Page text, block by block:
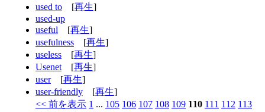
used to [再生]
used-up
useful [再生]
usefulness [再生]
useless [再生]
Usenet [再生]
user[再生]
user-friendly [再生]
<< 前を表示 1 ... 105 106 107 108 109 110 111 112 113